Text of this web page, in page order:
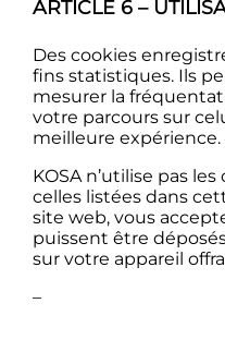
ARTICLE 6 –
Des cookies
fins statistiques. Ils
mesurer la
votre parcours sur
meilleure expérience.
KOSA n’utilise pas
celles listées dans
site web, vous
puissent être
sur votre appareil
–